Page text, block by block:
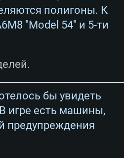
полигоны. К
"Model 54" и 5-ти
бы увидеть
игре есть машины,
предупреждения